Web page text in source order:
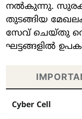
നൽകുന്നു.
തുടങ്ങിയ
സേവ് ചെയ്തു
ഘട്ടങ്ങളിൽ
Cyber Cell